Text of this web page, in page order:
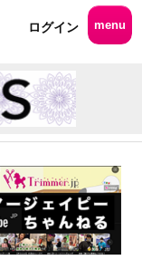
ログイン menu